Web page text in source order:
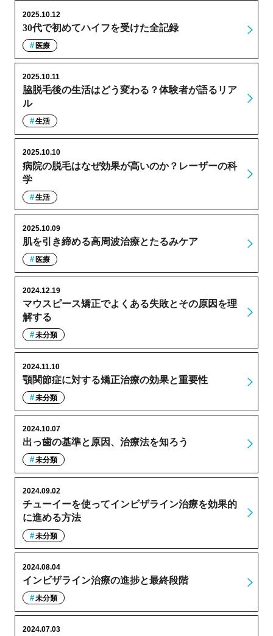
30代で初めてハイフを受けた全記録
2025.10.12
医療
脇脱毛後の生活はどう変わる？体験者が語るリア
ル
2025.10.11
生活
病院の脱毛はなぜ効果が高いのか？レーザーの科
学
2025.10.10
生活
肌を引き締める高周波治療とたるみケア
2025.10.09
医療
マウスピース矯正でよくある失敗とその原因を理
解する
2024.12.19
未分類
顎関節症に対する矯正治療の効果と重要性
2024.11.10
未分類
出っ歯の基準と原因、治療法を知ろう
2024.10.07
未分類
チューイーを使ってインビザライン治療を効果的
に進める方法
2024.09.02
未分類
インビザライン治療の進捗と最終段階
2024.08.04
未分類
2024.07.03